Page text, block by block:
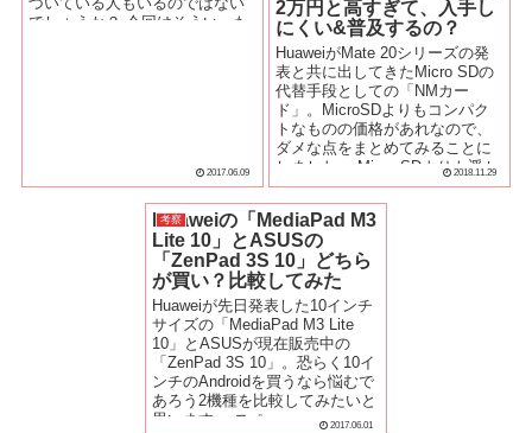
でしょうか？ 今回はそういった
2017.06.09
2万円と高すぎて、入手し
にくい&普及するの？
HuaweiがMate 20シリーズの発
表と共に出してきたMicro SDの
代替手段としての「NMカー
ド」。MicroSDよりもコンパク
トなものの価格があれなので、
ダメな点をまとめてみることに
しました。 Micro SDよりも遥か
に高...
2018.11.29
考察
Huaweiの「MediaPad M3
Lite 10」とASUSの
「ZenPad 3S 10」どちら
が買い？比較してみた
Huaweiが先日発表した10インチ
サイズの「MediaPad M3 Lite
10」とASUSが現在販売中の
「ZenPad 3S 10」。恐らく10イ
ンチのAndroidを買うなら悩むで
あろう2機種を比較してみたいと
思います。 スペ...
2017.06.01